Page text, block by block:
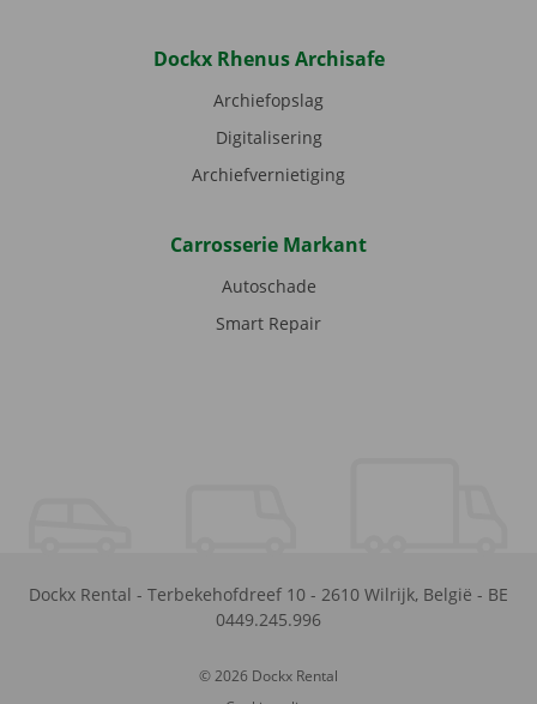
Dockx Rhenus Archisafe
Archiefopslag
Digitalisering
Archiefvernietiging
Carrosserie Markant
Autoschade
Smart Repair
Dockx Rental - Terbekehofdreef 10 - 2610 Wilrijk, België - BE
0449.245.996
© 2026 Dockx Rental